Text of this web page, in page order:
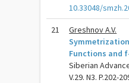
10.33048/
21
Greshnov A.V.
Functions and
Siberian
V.29. N3. P.202-